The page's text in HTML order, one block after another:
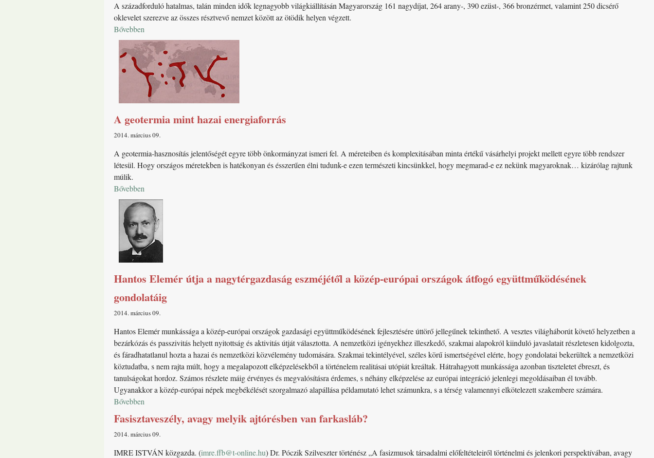
A századforduló hatalmas, talán minden idők legnagyobb világkiállításán Magyarország 161 nagydíjat, 264 arany-, 390 ezüst-, 366 bronzérmet, valamint 250 dicsérő
oklevelet szerezve az összes résztvevő nemzet között az ötödik helyen végzett.
Bővebben
A geotermia mint hazai energiaforrás
2014. március 09
A geotermia-hasznosítás jelentőségét egyre több önkormányzat ismeri fel. A méreteiben és komplexitásában minta értékű vásárhelyi projekt mellett egyre több rendszer
létesül. Hogy országos méretekben is hatékonyan és ésszerűen élni tudunk-e ezen természeti kincsünkkel, hogy megmarad-e ez nekünk magyaroknak… kizárólag rajtunk
múlik.
Bővebben
Hantos Elemér útja a nagytérgazdaság eszméjétől a közép-európai országok átfogó együttműködésének
gondolatáig
2014. március 09
Hantos Elemér munkássága a közép-európai országok gazdasági együttműködésének fejlesztésére úttörő jellegűnek tekinthető. A vesztes világháborút követő helyzetben a
bezárkózás és passzivitás helyett nyitottság és aktivitás útját választotta. A nemzetközi igényekhez illeszkedő, szakmai alapokról kiinduló javaslatait részletesen kidolgozta,
és fáradhatatlanul hozta a hazai és nemzetközi közvélemény tudomására. Szakmai tekintélyével, széles körű ismertségével elérte, hogy gondolatai bekerültek a nemzetközi
köztudatba, s nem rajta múlt, hogy a megalapozott elképzelésekből a történelem realitásai utópiát kreáltak. Hátrahagyott munkássága azonban tiszteletet ébreszt, és
tanulságokat hordoz. Számos részlete máig érvényes és megvalósításra érdemes, s néhány elképzelése az európai integráció jelenlegi megoldásaiban él tovább.
Ugyanakkor a közép-európai népek megbékélését szorgalmazó alapállása példamutató lehet számunkra, s a térség valamennyi elkötelezett szakembere számára.
Bővebben
Fasisztaveszély, avagy melyik ajtórésben van farkasláb?
2014. március 09
IMRE ISTVÁN közgazda. (imre.ffb@t-online.hu) Dr. Póczik Szilveszter történész „A fasizmusok társadalmi előfeltételeiről történelmi és jelenkori perspektívában, avagy